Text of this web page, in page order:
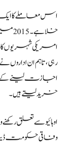
اس معاملے کا ایک
خلا
امریکی شہریوں
رہی، تاہم ان
اجازت لینے کے
خرید لیتے ہیں۔
اوہائیو سے تعلق
وفاقی حکومت